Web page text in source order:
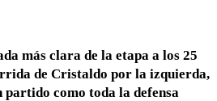
más clara de la etapa a los 25
de Cristaldo por la izquierda,
partido como toda la defensa